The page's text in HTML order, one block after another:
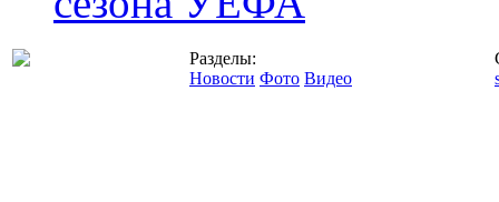
Разделы:
Новости Фото Видео